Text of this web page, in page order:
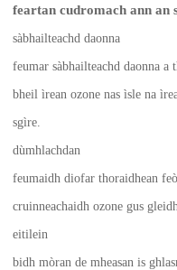
feartan cudromach ann an
sàbhailteachd daonna
feumar sàbhailteachd daonna a
bheil ìrean ozone nas ìsle na
sgìre.
dùmhlachdan
feumaidh diofar thoraidhean
cruinneachaidh ozone gus
eitilein
bidh mòran de mheasan is